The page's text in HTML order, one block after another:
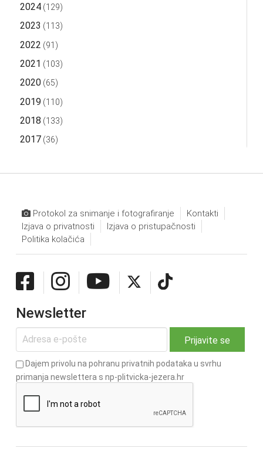
2024(129)
2023 (113)
2022 (91)
2021 (103)
2020(65)
2019 (110)
2018 (133)
2017(36)
Protokol za snimanje i fotografiranje
Kontakti
Izjava o privatnosti
Izjava o pristupačnosti
Politika kolačića
Newsletter
Dajem privolu na pohranu privatnih podataka u svrhu
primanja newslettera s np-plitvicka-jezera.hr